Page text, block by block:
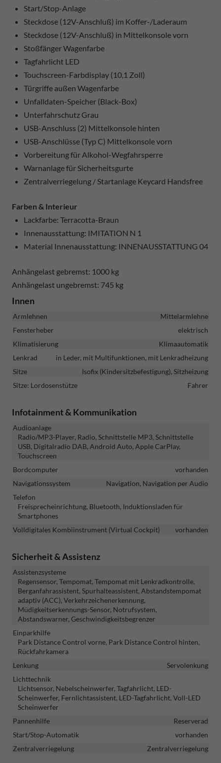
Start/Stop-Anlage
Steckdose (12V-Anschluß) im Koffer-/Laderaum
Steckdose (12V-Anschluß) in Mittelkonsole vorn
Stoßfänger Wagenfarbe
Tagfahrlicht LED
Touchscreen-Farbdisplay (10,1 Zoll)
Türgriffe außen Wagenfarbe
Unfalldaten-Speicher (Black-Box)
Unterfahrschutz Grau
USB-Anschluss (2) Mittelkonsole hinten
USB-Anschlüsse (Typ C) Mittelkonsole vorn
Vorbereitung für Alkohol-Wegfahrsperre
Warnanlage für Sicherheitsgurte
Zentralverriegelung / Startanlage Keycard Handsfree
Farben & Interieur
Lackfarbe: Terracotta-Braun
Innenausstattung: IMITATION N 1
Material Innenausstattung: INNENAUSSTATTUNG 04
Anhängelast gebremst: 1000 kg
Anhängelast ungebremst: 745 kg
Innen
Armlehnen
Mittelarmlehne
Fensterheber
elektrisch
Klimatisierung
Klimaautomatik
Lenkrad
in Leder, mit Multifunktionen, mit Lenkradheizung
Sitze
Isofix (Kindersitzbefestigung), Sitzheizung
Sitze: Lordosenstütze
Fahrer
Infotainment & Kommunikation
Audioanlage
Radio/MP3-Player, Radio, Schnittstelle MP3, Schnittstelle
USB, Digitalradio DAB, Android Auto, Apple CarPlay,
Touchscreen
Bordcomputer
vorhanden
Navigationssystem
Navigation, Navigation per Audio
Telefon
Freisprecheinrichtung, Bluetooth, Induktionsladen für
Smartphones
Volldigitales Kombiinstrument (Virtual Cockpit)
vorhanden
Sicherheit & Assistenz
Assistenzsysteme
Regensensor, Tempomat, Tempomat mit Lenkradkontrolle,
Berganfahrassistent, Spurhalteassistent, Abstandstempomat
adaptiv (ACC), Verkehrzeichenerkennung,
Müdigkeitserkennungs-Sensor, Notrufsystem,
Abstandswarner, Geschwindigkeitsbegrenzer
Einparkhilfe
Park Distance Control vorne, Park Distance Control hinten,
Rückfahrkamera
Lenkung
Servolenkung
Lichttechnik
Lichtsensor, Nebelscheinwerfer, Tagfahrlicht, LED-
Scheinwerfer, Fernlichtassistent, LED-Tagfahrlicht, Voll-LED
Scheinwerfer
Pannenhilfe
Reserverad
Start/Stop-Automatik
vorhanden
Zentralverriegelung
Zentralverriegelung